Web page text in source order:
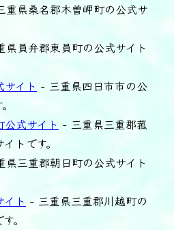
県桑名郡木曽岬町の公式サ
員弁郡東員町の公式サイト
イト - 三重県四日市市の公
式サイト - 三重県三重郡菰
トです。
三重郡朝日町の公式サイト
ト - 三重県三重郡川越町の
。